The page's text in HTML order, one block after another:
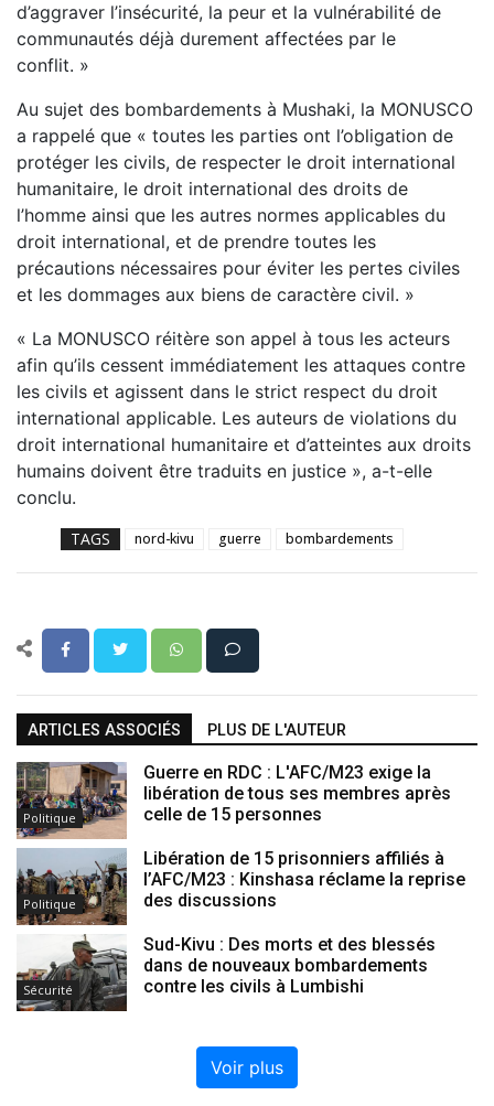
d’aggraver l’insécurité, la peur et la vulnérabilité de
communautés déjà durement affectées par le
conflit. »
Au sujet des bombardements à Mushaki, la MONUSCO
a rappelé que « toutes les parties ont l’obligation de
protéger les civils, de respecter le droit international
humanitaire, le droit international des droits de
l’homme ainsi que les autres normes applicables du
droit international, et de prendre toutes les
précautions nécessaires pour éviter les pertes civiles
et les dommages aux biens de caractère civil. »
« La MONUSCO réitère son appel à tous les acteurs
afin qu’ils cessent immédiatement les attaques contre
les civils et agissent dans le strict respect du droit
international applicable. Les auteurs de violations du
droit international humanitaire et d’atteintes aux droits
humains doivent être traduits en justice », a-t-elle
conclu.
TAGS nord-kivu guerre bombardements
ARTICLES ASSOCIÉS PLUS DE L'AUTEUR
Politique
Guerre en RDC : L'AFC/M23 exige la
libération de tous ses membres après
celle de 15 personnes
Politique
Libération de 15 prisonniers affiliés à
l’AFC/M23 : Kinshasa réclame la reprise
des discussions
Sécurité
Sud-Kivu : Des morts et des blessés
dans de nouveaux bombardements
contre les civils à Lumbishi
Voir plus